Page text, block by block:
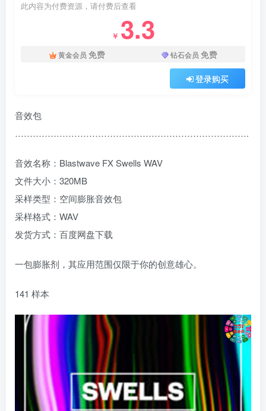
此内容为付费资源，请付费后查看
￥ 3.3
黄金会员 免费 钻石会员 免费
登录购买
音效包
…………………………………………………………………….
音效名称：Blastwave FX Swells WAV
文件大小：320MB
采样类型：空间膨胀音效包
采样格式：WAV
发货方式：百度网盘下载
一包膨胀剂，其应用范围仅限于你的创意雄心。
141 样本